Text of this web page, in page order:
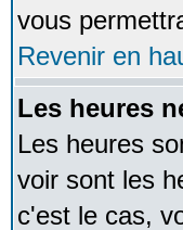
vous
Revenir en
Les heures
Les heures
voir sont les
c'est le cas,